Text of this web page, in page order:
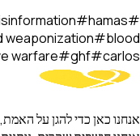
#
#hamas
weaponization#blood
warfare#ghf#carlos
אנחנו כאן כדי להגן על